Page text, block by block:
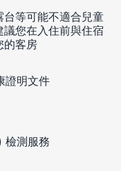
等可能不適合兒童
您在入住前與住宿
的客房
證明文件
檢測服務